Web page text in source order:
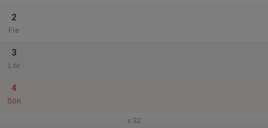
2
Fre
3
Lör
4
Sön
v.32